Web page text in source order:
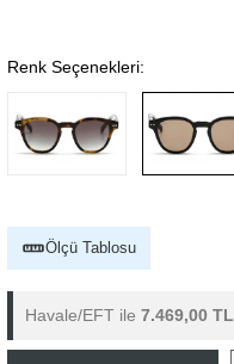
Renk Seçenekleri:
Ölçü Tablosu
Havale/EFT ile 7.469,00 TL